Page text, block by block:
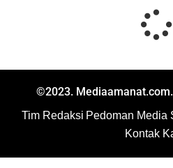
©2023.
Tim Redaksi Pedoman Media
Kontak